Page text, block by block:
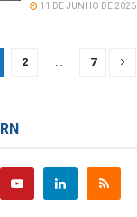
11 DE JUNHO DE 2026
2 … 7